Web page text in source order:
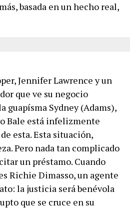
basada en un hecho real,
Jennifer Lawrence y un
que ve su negocio
guapísma Sydney (Adams),
Bale está infelizmente
esta. Esta situación,
Pero nada tan complicado
un préstamo. Cuando
Richie Dimasso, un agente
la justicia será benévola
que se cruce en su